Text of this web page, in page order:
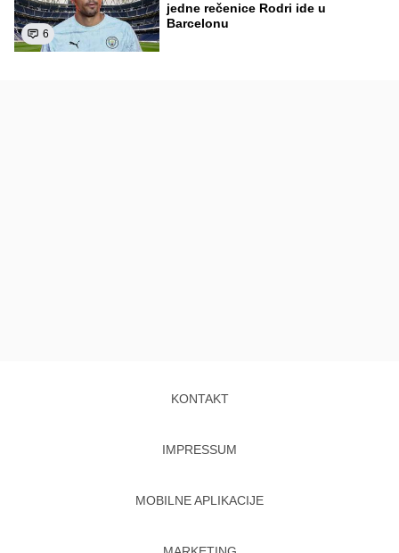
6
jedne rečenice Rodri ide u
Barcelonu
KONTAKT
IMPRESSUM
MOBILNE APLIKACIJE